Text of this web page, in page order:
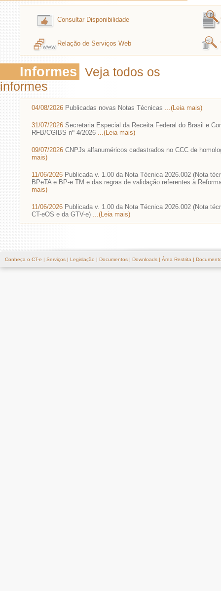
Consultar Disponibilidade
Relação de Serviços Web
Informes
Veja todos os
informes
04/08/2026 Publicadas novas Notas Técnicas ...(Leia mais)
31/07/2026 Secretaria Especial da Receita Federal do Brasil e
RFB/CGIBS nº 4/2026 ...(Leia mais)
09/07/2026 CNPJs alfanuméricos cadastrados no CCC de
mais)
11/06/2026 Publicada v. 1.00 da Nota Técnica 2026.002 (Nota
BPeTA e BP-e TM e das regras de validação referentes à
mais)
11/06/2026 Publicada v. 1.00 da Nota Técnica 2026.002 (Nota
CT-eOS e da GTV-e) ...(Leia mais)
Conheça o CT-e | Serviços | Legislação | Documentos | Downloads | Área Restrita |